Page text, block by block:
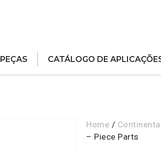
PEÇAS CATÁLOGO DE
Home /
– Piece Parts